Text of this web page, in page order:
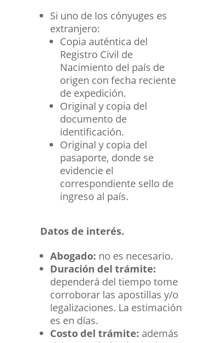
Si uno de los cónyuges es
extranjero:
Copia auténtica del
Registro Civil de
Nacimiento del país de
origen con fecha reciente
de expedición.
Original y copia del
documento de
identificación.
Original y copia del
pasaporte, donde se
evidencie el
correspondiente sello de
ingreso al país.
Datos de interés.
Abogado: no es necesario.
Duración del trámite:
dependerá del tiempo tome
corroborar las apostillas y/o
legalizaciones. La estimación
es en días.
Costo del trámite: además